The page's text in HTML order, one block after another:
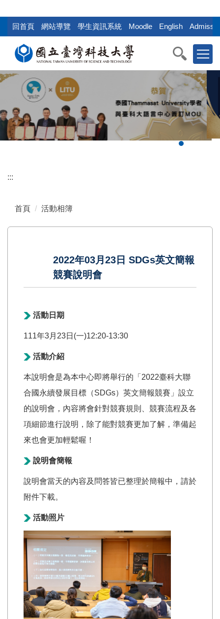
到
區
回首頁 網站導覽 學生資訊系統 Moodle English
:::
首頁 活動相簿
2022年03月23日 SDGs英文簡報
競賽說明會
活動日期
111年3月23日(一)12:20-13:30
活動介紹
本說明會是為本中心即將舉行的「2022臺科大聯
合國永續發展目標（SDGs）英文簡報競賽」設立
的說明會，內容將會針對競賽規則、競賽流程及各
項細節進行說明，除了能對競賽更加了解，準備起
來也會更加輕鬆喔！
說明會簡報
說明會當天的內容及問答皆已整理於簡報中，請於
附件下載。
活動照片